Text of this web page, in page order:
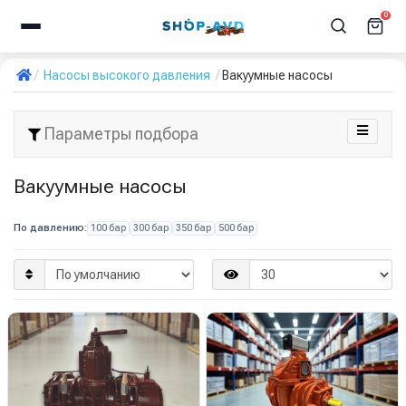
0
Насосы высокого давления Вакуумные насосы
Параметры подбора
Вакуумные насосы
По давлению: 100 бар 300 бар 350 бар 500 бар